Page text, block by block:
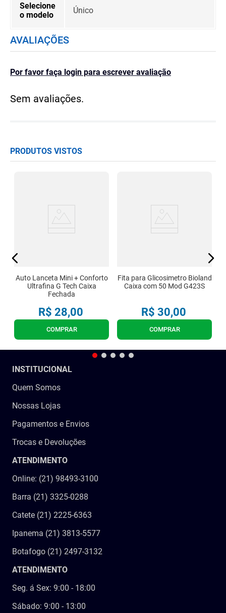
Selecione
o modelo
Único
AVALIAÇÕES
Por favor faça login para escrever avaliação
Sem avaliações.
PRODUTOS VISTOS
Auto Lanceta Mini + Conforto
Ultrafina G Tech Caixa
Fechada
R$ 28,00
COMPRAR
Fita para Glicosimetro Bioland
Caixa com 50 Mod G423S
R$ 30,00
COMPRAR
INSTITUCIONAL
Quem Somos
Nossas Lojas
Pagamentos e Envios
Trocas e Devoluções
ATENDIMENTO
Online: (21) 98493-3100
Barra (21) 3325-0288
Catete (21) 2225-6363
Ipanema (21) 3813-5577
Botafogo (21) 2497-3132
ATENDIMENTO
Seg. á Sex: 9:00 - 18:00
Sábado: 9:00 - 13:00